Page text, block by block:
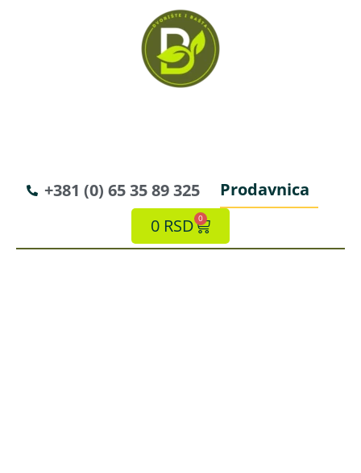
+381 (0) 65 35 89 325
Prodavnica
0 RSD 0